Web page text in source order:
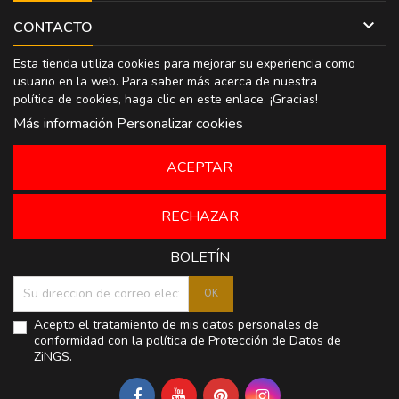
CONTACTO 
Esta tienda utiliza cookies para mejorar su experiencia como
usuario en la web. Para saber más acerca de nuestra
política de cookies, haga clic en este enlace. ¡Gracias!
Más información Personalizar cookies
RECHAZAR
ACEPTAR
BOLETÍN
Acepto el tratamiento de mis datos personales de
conformidad con la política de Protección de Datos de
ZiNGS.